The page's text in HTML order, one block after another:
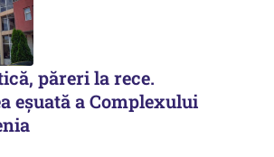
păreri la rece.
eșuată a Complexului